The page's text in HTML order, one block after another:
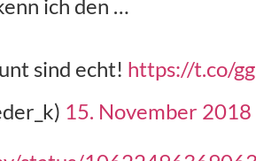
ich den …
sind echt! https://t.co/
15. November 2018